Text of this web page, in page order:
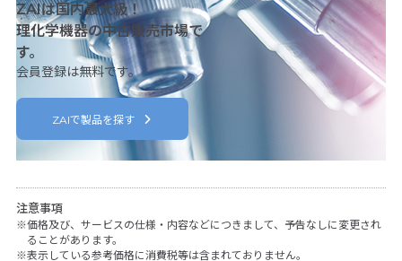
ZAIは国内最大級！
理化学機器の中古販売市場で
す。
会員登録は無料です。
ZAIで製品を探す
注意事項
価格及び、サービスの仕様・内容などにつきまして、予告なしに変更され
ることがあります。
表示している参考価格に消費税等は含まれておりません。